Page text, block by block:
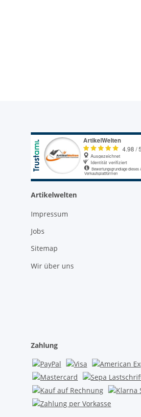
Artikelwelten
Impressum
Jobs
Sitemap
Wir über uns
Zahlung